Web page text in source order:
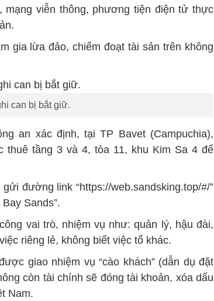
mạng viễn thông, phương tiện điện tử thực
gia lừa đảo, chiếm đoạt tài sản trên không
can bị bắt giữ.
an xác định, tại TP Bavet (Campuchia),
thuê tầng 3 và 4, tòa 11, khu Kim Sa 4 để
đường link “https://web.sandsking.top/#/”
Sands”.
vai trò, nhiệm vụ như: quản lý, hậu đài,
riêng lẻ, không biết việc tổ khác.
giao nhiệm vụ “cào khách” (dẫn dụ đặt
còn tài chính sẽ đóng tài khoản, xóa dấu
Nam.